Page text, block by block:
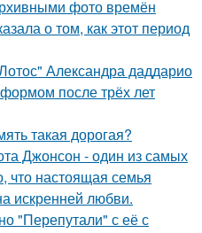
фото времён
о том, как этот период
Александра даддарио
после трёх лет
такая дорогая?
Джонсон - один из самых
что настоящая семья
искренней любви.
"Перепутали" с её с